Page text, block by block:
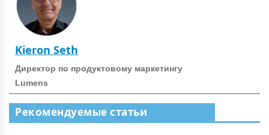
Kieron Seth
Директор по продуктовому маркетингу
Lumens
Рекомендуемые статьи